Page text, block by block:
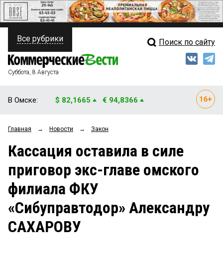
ПОЛИТИКА
ФИНАНСЫ
ОБЩЕСТВО
ЗАКОН
НОВОСТИ КОМПАНИЙ
ПРОИСШЕСТВИЯ
СТИЛЬ ЖИЗНИ
Свежий выпуск
Рейтинги
Блоги
Все рубрики Поиск по сайту
Суббота, 8 Августа
В Омске: $ 82,1665 € 94,8366
Главная → Новости → Закон
Кассация оставила в силе
приговор экс-главе омского
филиала ФКУ
«Сибуправтодор» Александру
САХАРОВУ